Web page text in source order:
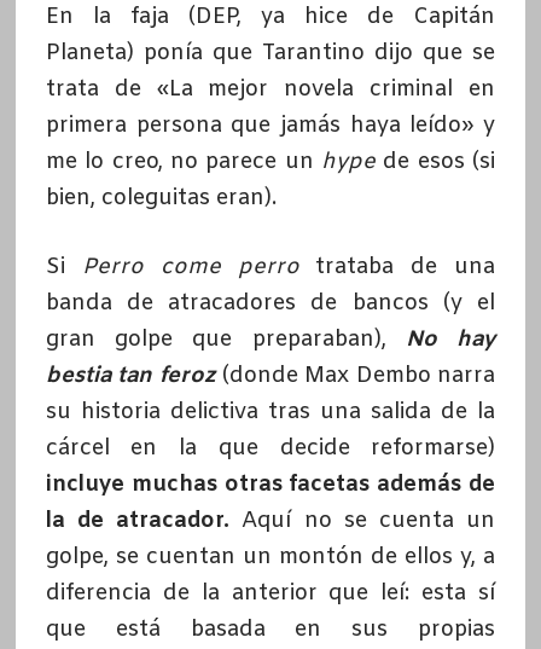
En la faja (DEP, ya hice de Capitán
Planeta) ponía que Tarantino dijo que se
trata de «La mejor novela criminal en
primera persona que jamás haya leído» y
me lo creo, no parece un hype de esos (si
bien, coleguitas eran).
Si Perro come perrotrataba de una
banda de atracadores de bancos (y el
gran golpe que preparaban), No hay
bestia tan feroz (donde Max Dembo narra
su historia delictiva tras una salida de la
cárcel en la que decide reformarse)
incluye muchas otras facetas además de
la de atracador. Aquí no se cuenta un
golpe, se cuentan un montón de ellos y, a
diferencia de la anterior que leí: esta sí
que está basada en sus propias